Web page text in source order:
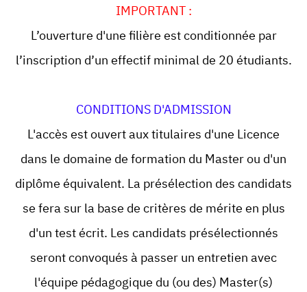
IMPORTANT :
L’ouverture d'une filière est conditionnée par
l’inscription d’un effectif minimal de 20 étudiants.
CONDITIONS D'ADMISSION
L'accès est ouvert aux titulaires d'une Licence
dans le domaine de formation du Master ou d'un
diplôme équivalent. La présélection des candidats
se fera sur la base de critères de mérite en plus
d'un test écrit. Les candidats présélectionnés
seront convoqués à passer un entretien avec
l'équipe pédagogique du (ou des) Master(s)